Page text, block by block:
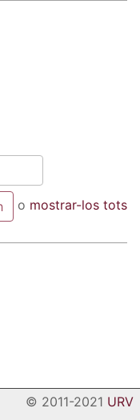
o mostrar-los tots
© 2011-2021 URV